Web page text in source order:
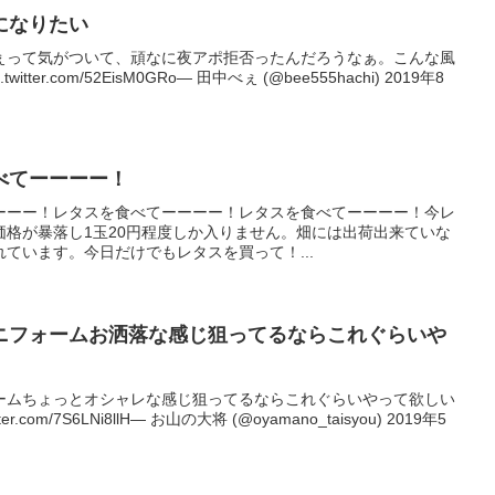
なりたい
て気がついて、頑なに夜アポ拒否ったんだろうなぁ。こんな風
52EisM0GRo— 田中べぇ (@bee555hachi) 2019年8
ーーーー！
ー！レタスを食べてーーーー！レタスを食べてーーーー！今レ
が暴落し1玉20円程度しか入りません。畑には出荷出来ていな
います。今日だけでもレタスを買って！...
フォームお洒落な感じ狙ってるならこれぐらいや
ちょっとオシャレな感じ狙ってるならこれぐらいやって欲しい
7S6LNi8llH— お山の大将 (@oyamano_taisyou) 2019年5